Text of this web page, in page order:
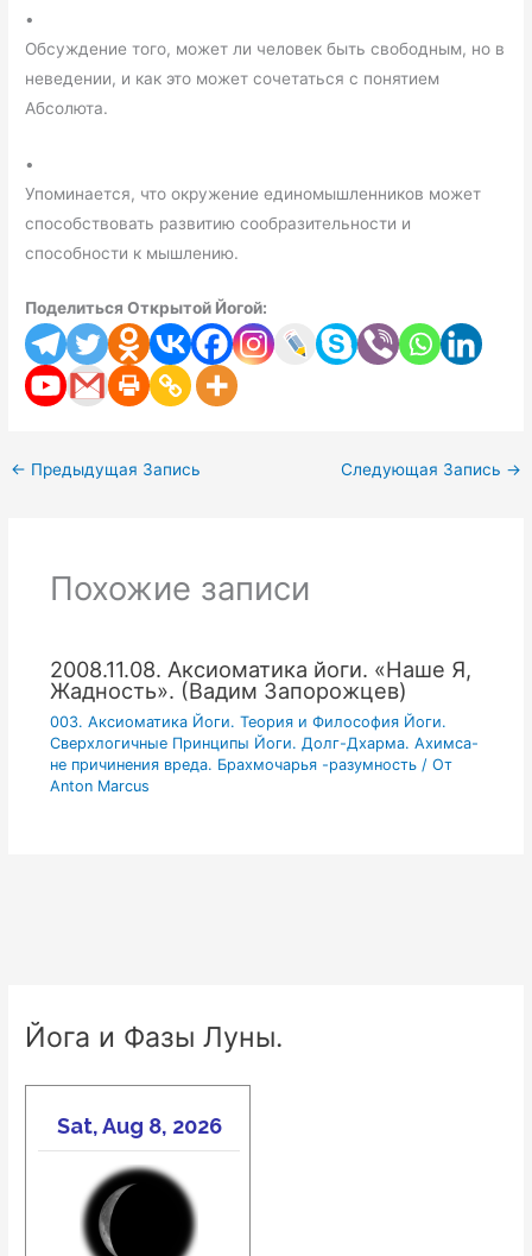
•
Обсуждение того, может ли человек быть свободным, но в
неведении, и как это может сочетаться с понятием
Абсолюта.
•
Упоминается, что окружение единомышленников может
способствовать развитию сообразительности и
способности к мышлению.
Поделиться Открытой Йогой:
← Предыдущая Запись Следующая Запись →
Похожие записи
2008.11.08. Аксиоматика йоги. «Наше Я,
Жадность». (Вадим Запорожцев)
003. Аксиоматика Йоги. Теория и Философия Йоги.
Сверхлогичные Принципы Йоги. Долг-Дхарма. Ахимса-
не причинения вреда. Брахмочарья -разумность/ От
Anton Marcus
Йога и Фазы Луны.